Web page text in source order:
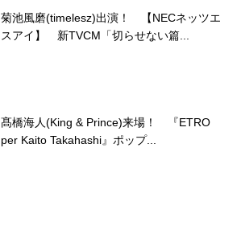
菊池風磨(timelesz)出演！ 【NECネッツエ
スアイ】 新TVCM「切らせない篇...
髙橋海人(King & Prince)来場！ 『ETRO
per Kaito Takahashi』ポップ...